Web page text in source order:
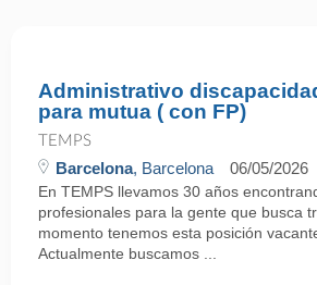
Administrativo
para mutua ( con FP)
TEMPS
Barcelona, Barcelona 06/05/2026
En TEMPS llevamos 30 años
profesionales para la gente que busca
momento tenemos esta posición
Actualmente buscamos ...